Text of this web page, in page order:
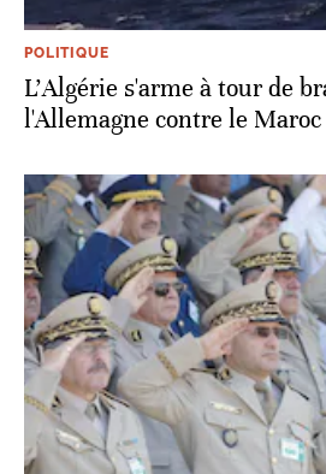
POLITIQUE
L'Algérie s'arme à tour de
l'Allemagne contre le Maroc